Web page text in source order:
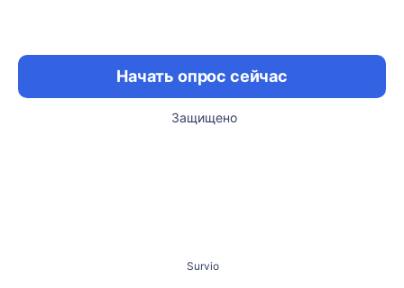
Начать опрос сейчас
Защищено
Survio